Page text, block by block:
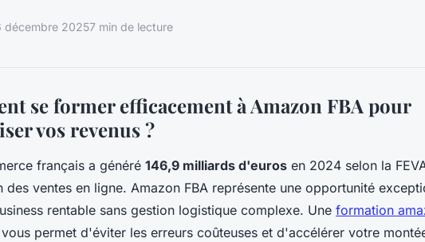
décembre 20257 min de lecture
se former efficacement à Amazon FBA pour
vos revenus ?
français a généré 146,9 milliards d'euros en 2024 selon la
des ventes en ligne. Amazon FBA représente une opportunité
rentable sans gestion logistique complexe. Une formation
permet d'éviter les erreurs coûteuses et d'accélérer votre